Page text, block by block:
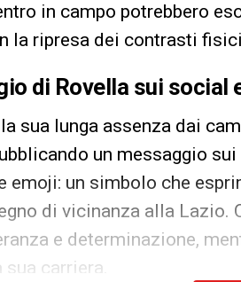
in campo potrebbero
la ripresa dei contrasti
di Rovella sui social
sua lunga assenza dai
un messaggio
emoji: un simbolo che
di vicinanza alla Lazio.
e determinazione,
carriera.